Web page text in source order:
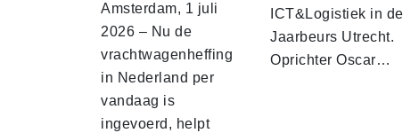
Amsterdam, 1 juli
2026 – Nu de
vrachtwagenheffing
in Nederland per
vandaag is
ingevoerd, helpt
ICT&Logistiek in de
Jaarbeurs Utrecht.
Oprichter Oscar…